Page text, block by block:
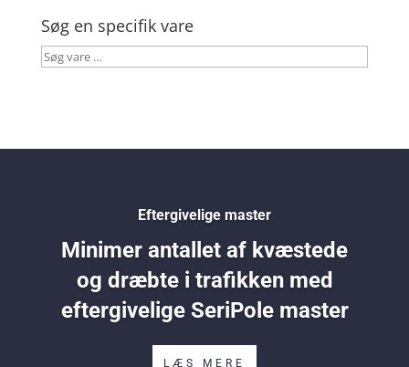
Søg en specifik vare
Søg
Eftergivelige master
Minimer antallet af kvæstede
og dræbte i trafikken med
eftergivelige SeriPole master
LÆS MERE